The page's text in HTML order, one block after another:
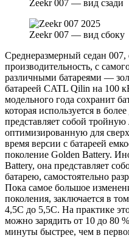
Zeekr 007 — вид сзади
Zeekr 007 — вид сбоку
Среднеразмерный седан
производительность, с
различными батареями —
батареей CATL Qilin на 100
модельного года сохранит
которая используется в
представляет собой
оптимизированную для
время версии с батареей
поколение Golden Battery.
Battery, она представляет
батарею, самостоятельно
Пока самое большое
поколения, заключается в
4,5C до 5,5C. На практике
можно зарядить от 10 до 80
минуты быстрее, чем в